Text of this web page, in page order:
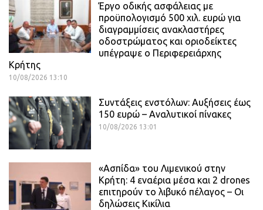
Έργο οδικής ασφάλειας με
προϋπολογισμό 500 χιλ. ευρώ για
διαγραμμίσεις ανακλαστήρες
οδοστρώματος και οριοδείκτες
υπέγραψε ο Περιφερειάρχης
Κρήτης
10/08/2026 13:10
Συντάξεις ενστόλων: Αυξήσεις έως
150 ευρώ – Αναλυτικοί πίνακες
10/08/2026 13:01
«Ασπίδα» του Λιμενικού στην
Κρήτη: 4 εναέρια μέσα και 2 drones
επιτηρούν το λιβυκό πέλαγος – Οι
δηλώσεις Κικίλια